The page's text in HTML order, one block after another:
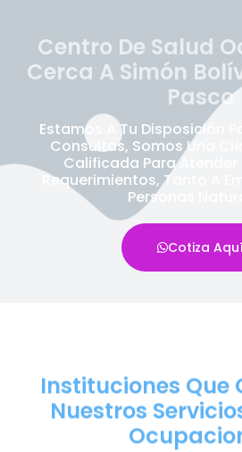
Centro De Salud
Cerca A Simón
Pasco
Estamos A Tu Disposición
Consultas, Somos Una
Calificada Para Atender
Requerimientos, Tanto A
Personas
Cotiza
Instituciones Que
Nuestros